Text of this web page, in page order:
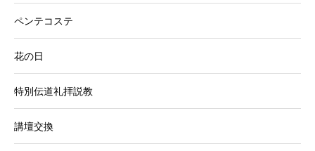
ペンテコステ
花の日
特別伝道礼拝説教
講壇交換